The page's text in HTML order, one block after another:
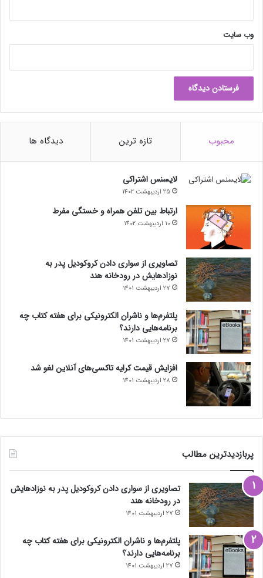
وب‌ سایت
محبوب تازه ترین دیدگاه ها
لایسنس اشتراکی
25 اردیبهشت 1402
ارتباط بین تلفن همراه و خستگی مفرط
10 اردیبهشت 1402
تصاویری از سواری دادن کروکودیل پدر به
نوزادهایش در رودخانه هند
27 اردیبهشت 1401
پلتفرم‌ها و ناشران الکترونیکی برای هفته کتاب چه
برنامه‌هایی دارند؟
27 اردیبهشت 1401
افزایش قیمت کرایه تاکسی‌های آنلاین لغو شد
28 اردیبهشت 1401
پربازدیدترین مطالب
تصاویری از سواری دادن کروکودیل پدر به نوزادهایش
در رودخانه هند
27 اردیبهشت 1401
پلتفرم‌ها و ناشران الکترونیکی برای هفته کتاب چه
برنامه‌هایی دارند؟
27 اردیبهشت 1401